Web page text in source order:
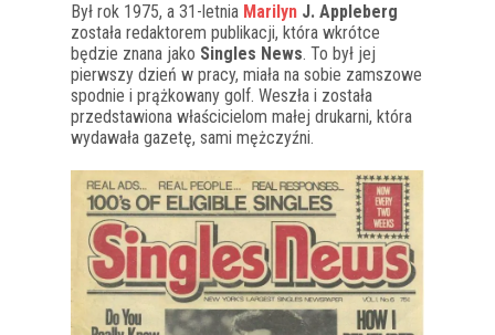
Był rok 1975, a 31-letnia Marilyn J. Appleberg
została redaktorem publikacji, która wkrótce
będzie znana jako Singles News. To był jej
pierwszy dzień w pracy, miała na sobie zamszowe
spodnie i prążkowany golf. Weszła i została
przedstawiona właścicielom małej drukarni, która
wydawała gazetę, sami mężczyźni.